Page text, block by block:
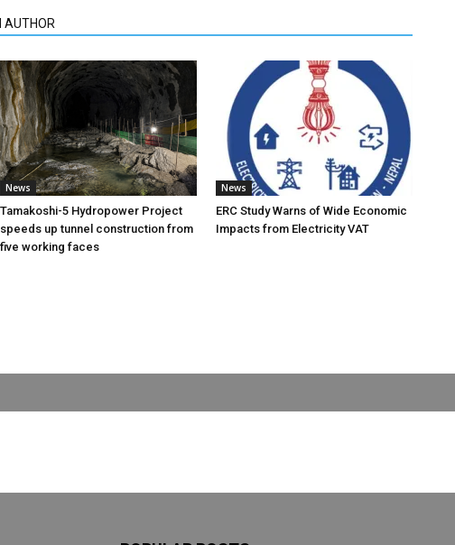
AUTHOR
News
Tamakoshi-5 Hydropower Project
speeds up tunnel construction from
five working faces
News
ERC Study Warns of Wide Economic
Impacts from Electricity VAT